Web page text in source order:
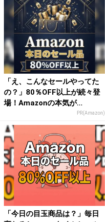
「え、こんなセールやってた
の？」80％OFF以上が続々登
場！Amazonの本気が...
PR(Amazon)
「今日の目玉商品は？」毎日